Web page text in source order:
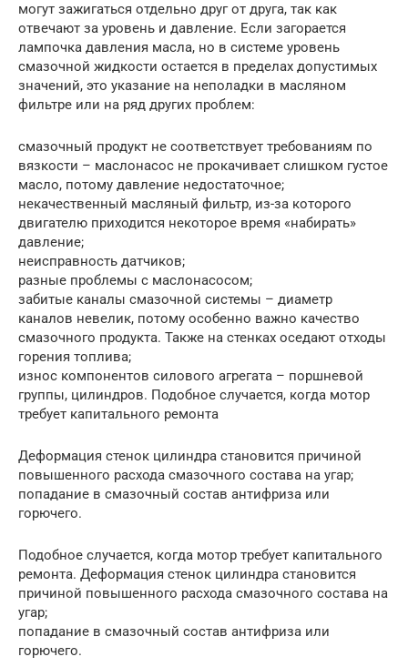
могут зажигаться отдельно друг от друга, так как
отвечают за уровень и давление. Если загорается
лампочка давления масла, но в системе уровень
смазочной жидкости остается в пределах допустимых
значений, это указание на неполадки в масляном
фильтре или на ряд других проблем:
смазочный продукт не соответствует требованиям по
вязкости – маслонасос не прокачивает слишком густое
масло, потому давление недостаточное;
некачественный масляный фильтр, из-за которого
двигателю приходится некоторое время «набирать»
давление;
неисправность датчиков;
разные проблемы с маслонасосом;
забитые каналы смазочной системы – диаметр
каналов невелик, потому особенно важно качество
смазочного продукта. Также на стенках оседают отходы
горения топлива;
износ компонентов силового агрегата – поршневой
группы, цилиндров. Подобное случается, когда мотор
требует капитального ремонта
Деформация стенок цилиндра становится причиной
повышенного расхода смазочного состава на угар;
попадание в смазочный состав антифриза или
горючего.
Подобное случается, когда мотор требует капитального
ремонта. Деформация стенок цилиндра становится
причиной повышенного расхода смазочного состава на
угар;
попадание в смазочный состав антифриза или
горючего.